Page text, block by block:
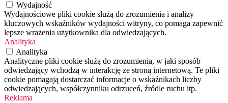
Wydajność
Wydajnościowe pliki cookie służą do zrozumienia i analizy
kluczowych wskaźników wydajności witryny, co pomaga zapewnić
lepsze wrażenia użytkownika dla odwiedzających.
Analityka
Analityka
Analityczne pliki cookie służą do zrozumienia, w jaki sposób
odwiedzający wchodzą w interakcję ze stroną internetową. Te pliki
cookie pomagają dostarczać informacje o wskaźnikach liczby
odwiedzających, współczynniku odrzuceń, źródle ruchu itp.
Reklama